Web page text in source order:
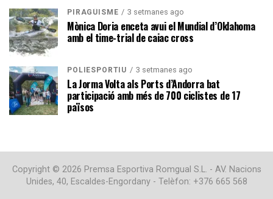
PIRAGÜISME 3 setmanes ago
Mònica Doria enceta avui el Mundial d’Oklahoma
amb el time-trial de caiac cross
POLIESPORTIU 3 setmanes ago
La Jorma Volta als Ports d’Andorra bat
participació amb més de 700 ciclistes de 17
països
Copyright © 2026 Premsa Esportiva Romgual S.L. - AV. Nacions
Unides, 40, Escaldes-Engordany - Telèfon: +376 665 568